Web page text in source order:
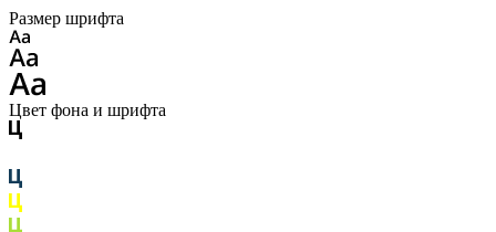
Размер шрифта
Цвет фона и шрифта